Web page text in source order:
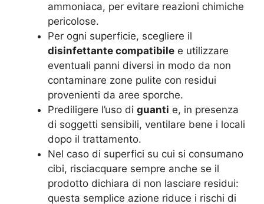
ammoniaca, per evitare reazioni chimiche
pericolose.
Per ogni superficie, scegliere il
disinfettante compatibile e utilizzare
eventuali panni diversi in modo da non
contaminare zone pulite con residui
provenienti da aree sporche.
Prediligere l’uso di guanti e, in presenza
di soggetti sensibili, ventilare bene i locali
dopo il trattamento.
Nel caso di superfici su cui si consumano
cibi, risciacquare sempre anche se il
prodotto dichiara di non lasciare residui:
questa semplice azione riduce i rischi di